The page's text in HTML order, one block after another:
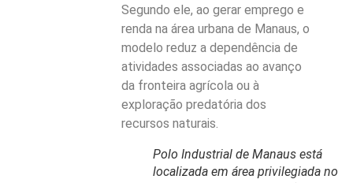
Segundo ele, ao gerar emprego e
renda na área urbana de Manaus, o
modelo reduz a dependência de
atividades associadas ao avanço
da fronteira agrícola ou à
exploração predatória dos
recursos naturais.
Polo Industrial de Manaus está
localizada em área privilegiada no